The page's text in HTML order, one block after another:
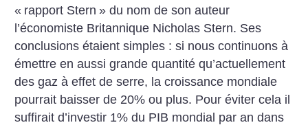
« rapport Stern » du nom de son auteur
l’économiste Britannique Nicholas Stern. Ses
conclusions étaient simples : si nous continuons à
émettre en aussi grande quantité qu’actuellement
des gaz à effet de serre, la croissance mondiale
pourrait baisser de 20% ou plus. Pour éviter cela il
suffirait d’investir 1% du PIB mondial par an dans